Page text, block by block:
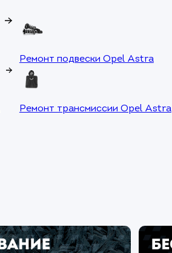
Ремонт подвески Opel Astra
Ремонт трансмиссии Opel Astra